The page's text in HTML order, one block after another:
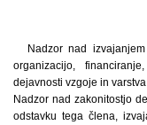
Nadzor nad
organizacijo,
dejavnosti vzgoje in
Nadzor nad zakonitostjo
odstavku tega člena,